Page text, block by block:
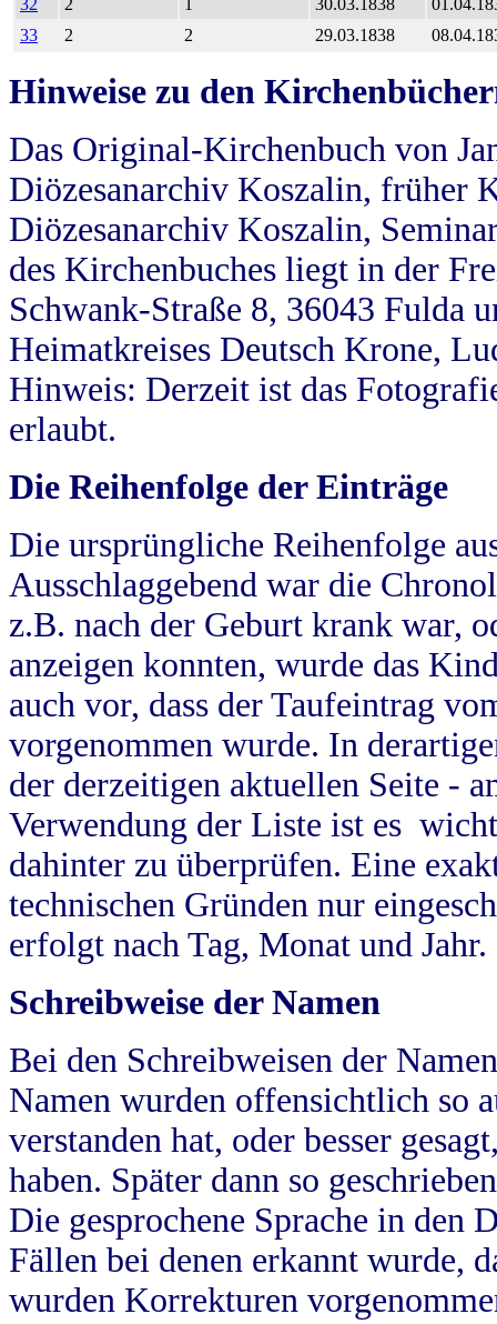
32
2 1 30.03.1838
33
2 2 29.03.1838
Hinweise zu den
Das Original-Kirchenbuch von
Diözesanarchiv Koszalin, früher
Diözesanarchiv Koszalin,
des Kirchenbuches liegt in der
Schwank-Straße 8, 36043 Fulda
Heimatkreises Deutsch Krone,
Hinweis: Derzeit ist das
erlaubt.
Die Reihenfolge der Einträge
Die ursprüngliche Reihenfolge
Ausschlaggebend war die
z.B. nach der Geburt krank war,
anzeigen konnten, wurde das
auch vor, dass der Taufeintrag
vorgenommen wurde. In
der derzeitigen aktuellen Seite -
Verwendung der Liste ist es
dahinter zu überprüfen. Eine
technischen Gründen nur
erfolgt nach Tag, Monat und Jahr.
Schreibweise der Namen
Bei den Schreibweisen der
Namen wurden offensichtlich so
verstanden hat, oder besser
haben. Später dann so
Die gesprochene Sprache in
Fällen bei denen erkannt wurde,
wurden Korrekturen